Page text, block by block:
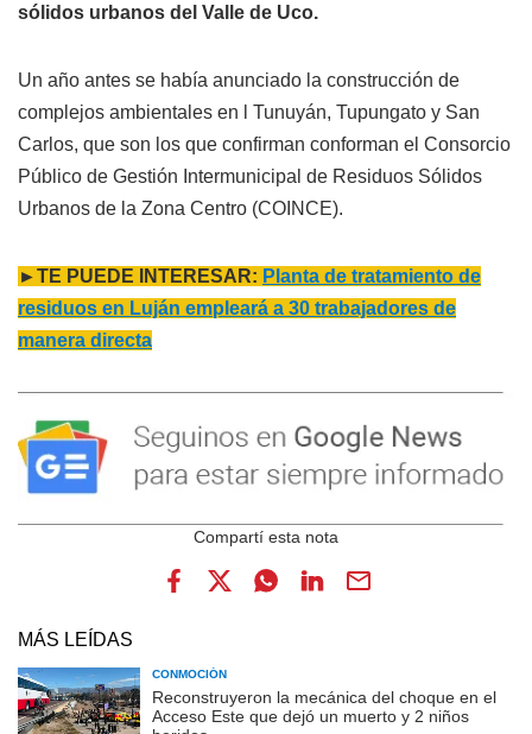
sólidos urbanos del Valle de Uco.
Un año antes se había anunciado la construcción de
complejos ambientales en l Tunuyán, Tupungato y San
Carlos, que son los que confirman conforman el Consorcio
Público de Gestión Intermunicipal de Residuos Sólidos
Urbanos de la Zona Centro (COINCE).
►TE PUEDE INTERESAR: Planta de tratamiento de
residuos en Luján empleará a 30 trabajadores de
manera directa
MÁS LEÍDAS
CONMOCIÓN
Reconstruyeron la mecánica del choque en el
Acceso Este que dejó un muerto y 2 niños